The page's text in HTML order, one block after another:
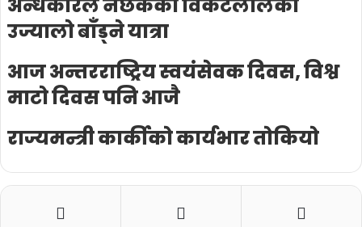
अन्धकारले नछेकेको विकटलालको
उज्यालो बाँड्ने यात्रा
आज अन्तरराष्ट्रिय स्वयंसेवक दिवस, विश्व
माटो दिवस पनि आजै
राज्यमन्त्री कार्कीको कार्यभार तोकियो